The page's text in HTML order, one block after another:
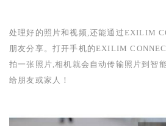
处理好的照片和视频,还能通过EXILIM
朋友分享。打开手机的EXILIM
拍一张照片,相机就会自动传输照片到智
给朋友或家人！